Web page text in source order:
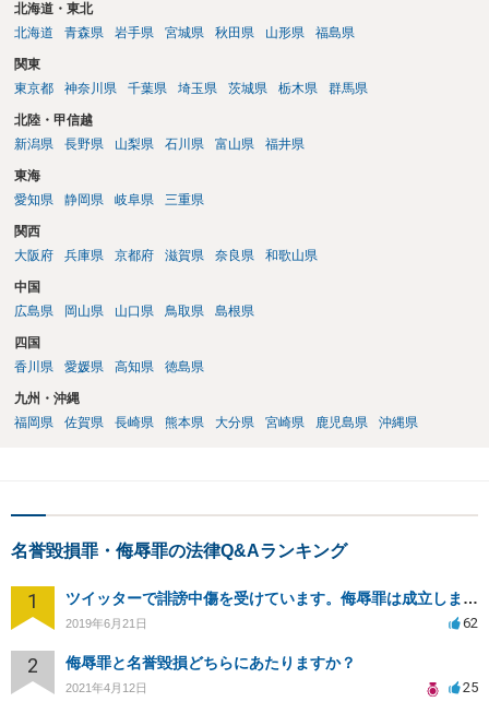
北海道・東北
北海道
青森県 岩手県 宮城県 秋田県 山形県 福島県
関東
東京都
神奈川県 千葉県 埼玉県 茨城県 栃木県 群馬県
北陸・甲信越
新潟県
長野県 山梨県 石川県 富山県 福井県
東海
愛知県
静岡県 岐阜県 三重県
関西
大阪府
兵庫県 京都府 滋賀県 奈良県 和歌山県
中国
広島県
岡山県 山口県 鳥取県 島根県
四国
香川県
愛媛県 高知県 徳島県
九州・沖縄
福岡県
佐賀県 長崎県 熊本県 大分県 宮崎県 鹿児島県 沖縄県
名誉毀損罪・侮辱罪の法律Q&Aランキング
1 ツイッターで誹謗中傷を受けています。侮辱罪は成立しますか？
2019年6月21日 62
2 侮辱罪と名誉毀損どちらにあたりますか？
2021年4月12日 25